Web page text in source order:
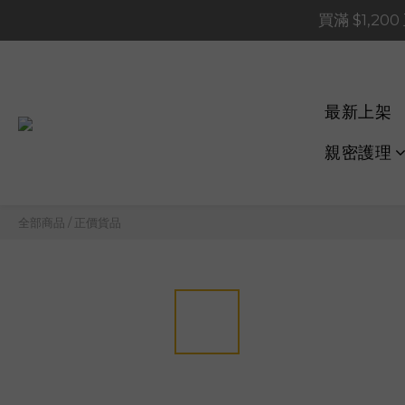
買滿
買滿
📢 系統維護通知 –
買滿
最新上架
親密護理
全部商品 / 正價貨品